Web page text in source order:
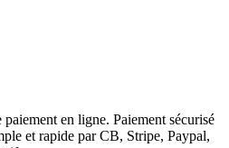
en ligne. Paiement sécurisé
et rapide par CB, Stripe, Paypal,